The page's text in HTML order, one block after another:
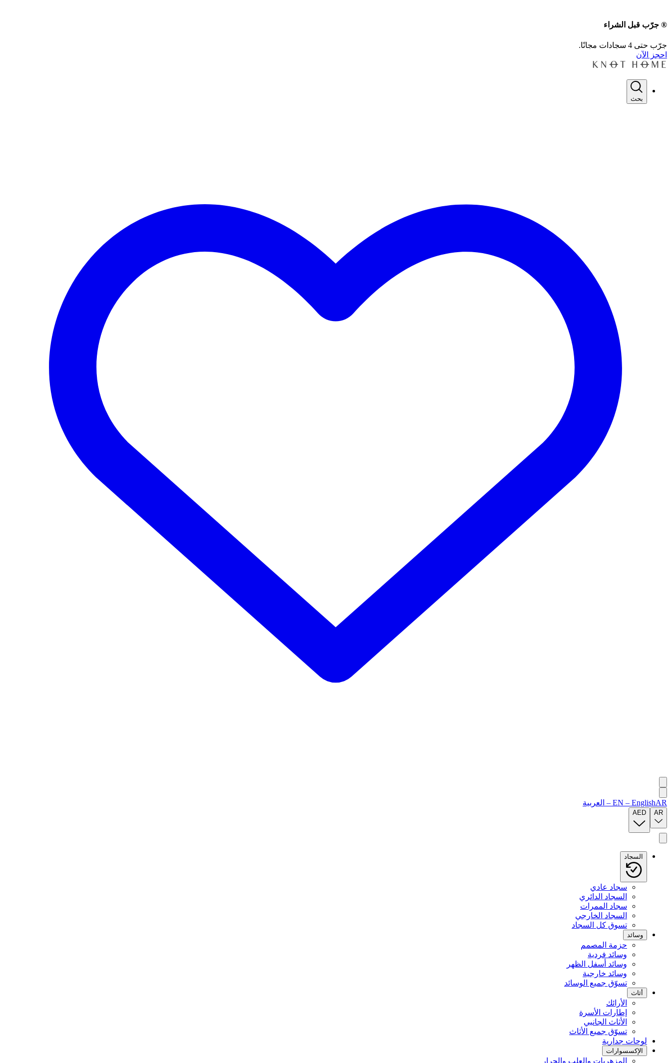
® جرّب قبل الشراء
جرّب حتى 4 سجادات مجانًا.
احجز الآن
بحث
EN – EnglishAR
– العربية
AR
AED
السجاد
سجاد عادي
السجاد الدائري
سجاد الممرات
السجاد الخارجي
تسوق كل السجاد
وسائد
حزمة المصمم
وسائد فردية
وسائد أسفل الظهر
وسائد خارجية
تسوّق جميع الوسائد
أثاث
الأرائك
إطارات الأسرة
الأثاث الجانبي
تسوّق جميع الأثاث
لوحات جدارية
الإكسسوارات
المزهريات والعلب والجرار